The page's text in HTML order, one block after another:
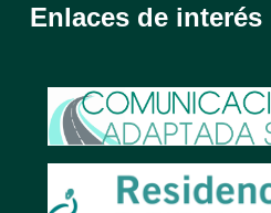
Enlaces de interés